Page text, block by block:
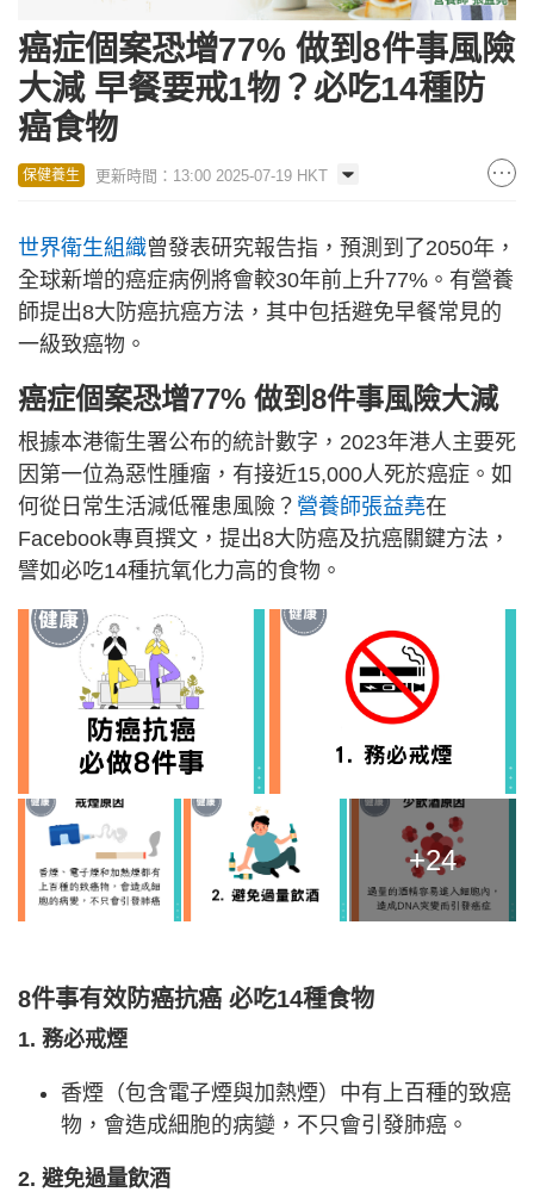
癌症個案恐增77% 做到8件事風險
大減 早餐要戒1物？必吃14種防
癌食物
保健養生 更新時間：13:00 2025-07-19 HKT
世界衛生組織曾發表研究報告指，預測到了2050年，
全球新增的癌症病例將會較30年前上升77%。有營養
師提出8大防癌抗癌方法，其中包括避免早餐常見的
一級致癌物。
癌症個案恐增77% 做到8件事風險大減
根據本港衞生署公布的統計數字，2023年港人主要死
因第一位為惡性腫瘤，有接近15,000人死於癌症。如
何從日常生活減低罹患風險？ 營養師張益堯在
Facebook專頁撰文，提出8大防癌及抗癌關鍵方法，
譬如必吃14種抗氧化力高的食物。
+24
8件事有效防癌抗癌 必吃14種食物
1. 務必戒煙
香煙（包含電子煙與加熱煙）中有上百種的致癌
物，會造成細胞的病變，不只會引發肺癌。
2. 避免過量飲酒